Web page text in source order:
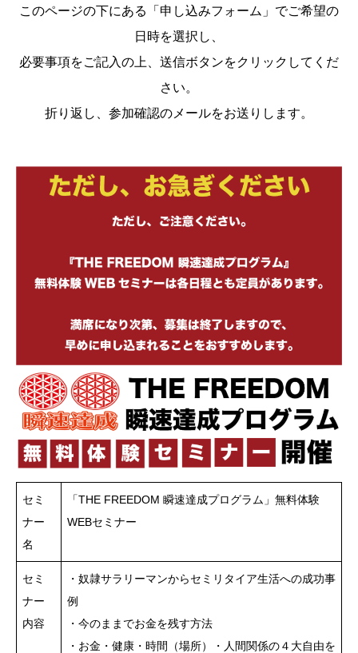
このページの下にある「申し込みフォーム」でご希望の
日時を選択し、
必要事項をご記入の上、送信ボタンをクリックしてくだ
さい。
折り返し、参加確認のメールをお送りします。
セミ
ナー
名
「THE FREEDOM 瞬速達成プログラム」無料体験
WEBセミナー
セミ
ナー
内容
・奴隷サラリーマンからセミリタイア生活への成功事
例
・今のままでお金を残す方法
・お金・健康・時間（場所）・人間関係の４大自由を